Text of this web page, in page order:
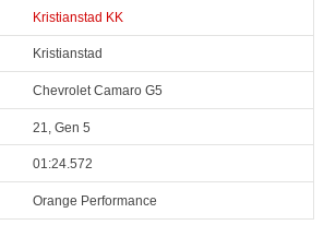
Kristianstad KK
Kristianstad
Chevrolet Camaro G5
21, Gen 5
01:24.572
Orange Performance